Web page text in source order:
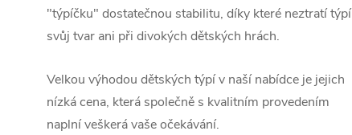
"týpíčku" dostatečnou stabilitu, díky které neztratí týpí
svůj tvar ani při divokých dětských hrách.
Velkou výhodou dětských týpí v naší nabídce je jejich
nízká cena, která společně s kvalitním provedením
naplní veškerá vaše očekávání.